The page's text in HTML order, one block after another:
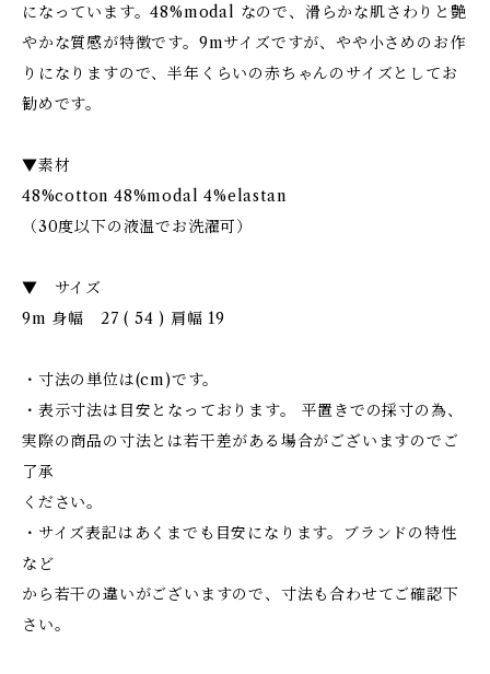
になっています。48%modal なので、滑らかな肌さわりと艶
やかな質感が特徴です。9mサイズですが、やや小さめのお作
りになりますので、半年くらいの赤ちゃんのサイズとしてお
勧めです。
▼素材
48%cotton 48%modal 4%elastan
（30度以下の液温でお洗濯可）
▼ サイズ
9m 身幅 27 ( 54 ) 肩幅 19
・寸法の単位は(cm)です。
・表示寸法は目安となっております。 平置きでの採寸の為、
実際の商品の寸法とは若干差がある場合がございますのでご
了承
ください。
・サイズ表記はあくまでも目安になります。ブランドの特性
など
から若干の違いがございますので、寸法も合わせてご確認下
さい。